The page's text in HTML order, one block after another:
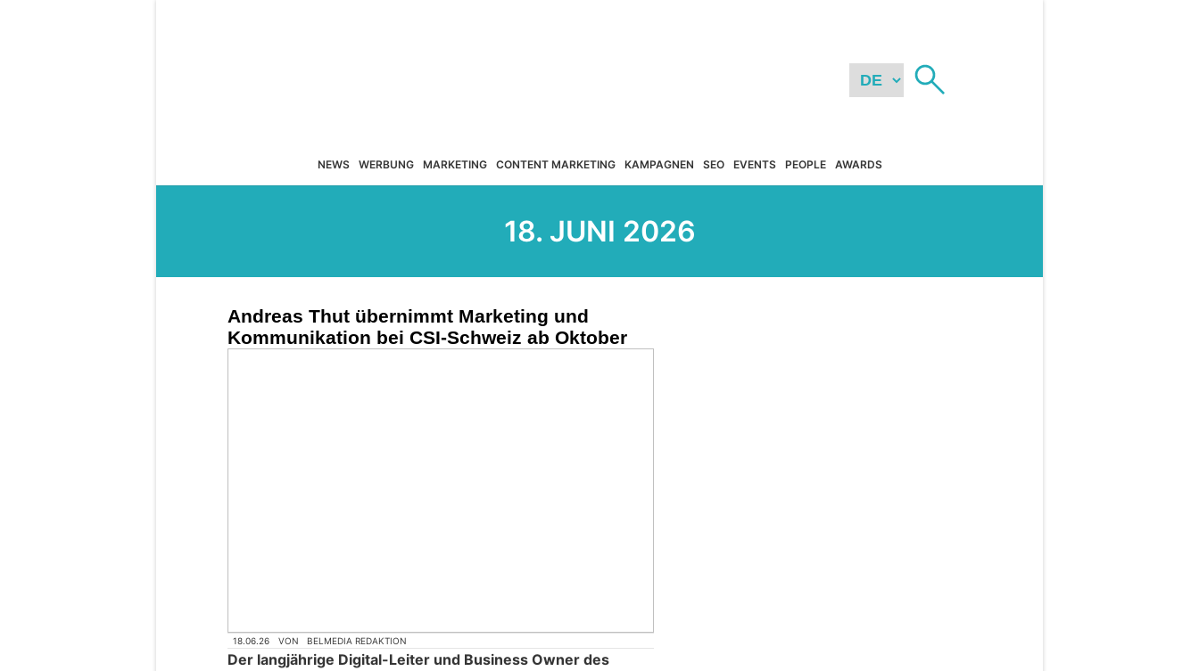
NEWS WERBUNG MARKETING CONTENT MARKETING KAMPAGNEN SEO EVENTS PEOPLE AWARDS
18. JUNI 2026
Andreas Thut übernimmt Marketing und
Kommunikation bei CSI-Schweiz ab Oktober
18.06.26 VON BELMEDIA REDAKTION
Der langjährige Digital-Leiter und Business Owner des